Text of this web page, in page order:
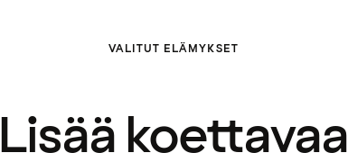
VALITUT ELÄMYKSET
Lisää koettavaa